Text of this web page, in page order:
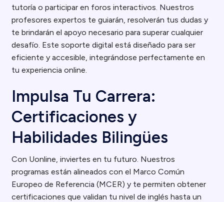
tutoría o participar en foros interactivos. Nuestros
profesores expertos te guiarán, resolverán tus dudas y
te brindarán el apoyo necesario para superar cualquier
desafío. Este soporte digital está diseñado para ser
eficiente y accesible, integrándose perfectamente en
tu experiencia online.
Impulsa Tu Carrera:
Certificaciones y
Habilidades Bilingües
Con Uonline, inviertes en tu futuro. Nuestros
programas están alineados con el Marco Común
Europeo de Referencia (MCER) y te permiten obtener
certificaciones que validan tu nivel de inglés hasta un